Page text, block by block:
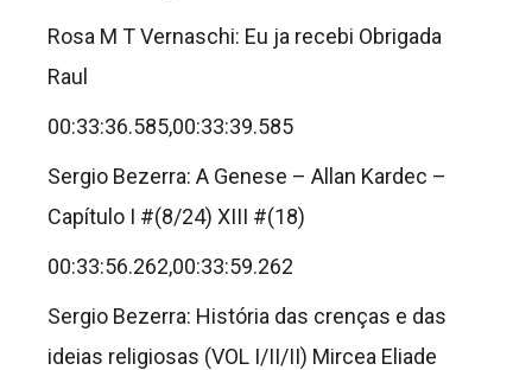
Rosa M T Vernaschi: Eu ja recebi Obrigada
Raul
00:33:36.585,00:33:39.585
Sergio Bezerra: A Genese – Allan Kardec –
Capítulo I #(8/24) XIII #(18)
00:33:56.262,00:33:59.262
Sergio Bezerra: História das crenças e das
ideias religiosas (VOL I/II/II) Mircea Eliade